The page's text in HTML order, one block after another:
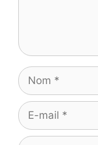
Nom
E-
mail